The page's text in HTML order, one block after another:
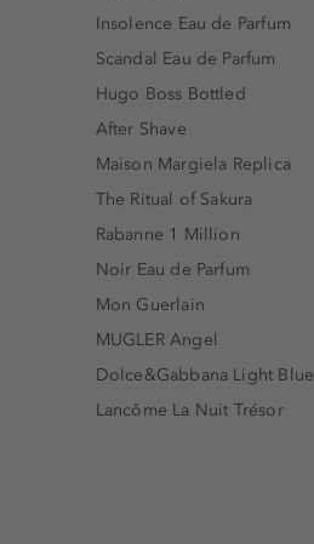
Insolence Eau de Parfum
Scandal Eau de Parfum
Hugo Boss Bottled
After Shave
Maison Margiela Replica
The Ritual of Sakura
Rabanne 1 Million
Noir Eau de Parfum
Mon Guerlain
MUGLER Angel
Dolce&Gabbana Light Blue
Lancôme La Nuit Trésor